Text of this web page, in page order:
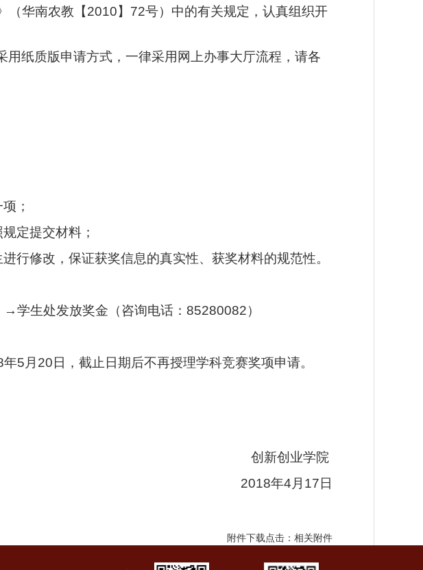
（华南农教【2010】72号）中的有关规定，认真组织开
纸质版申请方式，一律采用网上办事大厅流程，请各
；
定提交材料；
行修改，保证获奖信息的真实性、获奖材料的规范性。
学生处发放奖金（咨询电话：85280082）
5月20日，截止日期后不再授理学科竞赛奖项申请。
创新创业学院
2018年4 月 17 日
附件下载点击： 相关附件